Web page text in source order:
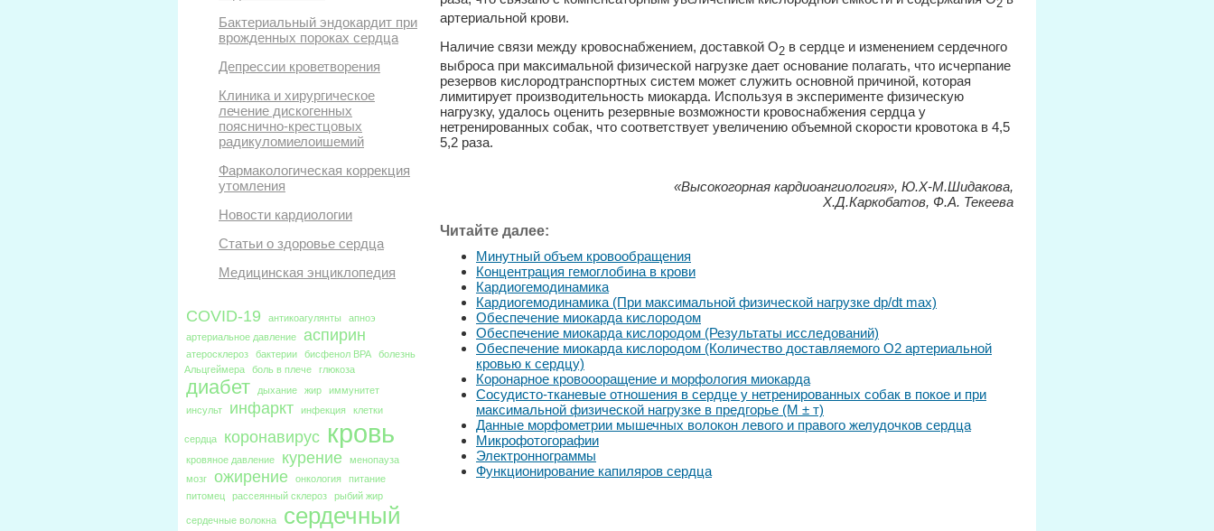
Бактериальный эндокардит при
врожденных пороках сердца
Депрессии кроветворения
Клиника и хирургическое
лечение дискогенных
пояснично-крестцовых
радикуломиелоишемий
Фармакологическая коррекция
утомления
Новости кардиологии
Статьи о здоровье сердца
Медицинская энциклопедия
COVID-19 антикоагулянты
апноэ
артериальное давление
аспирин
атеросклероз бактерии бисфенол BPA
болезнь
Альцгеймера
боль в плече глюкоза
диабет дыхание жир
иммунитет
инсульт
инфаркт инфекция клетки
сердца коронавирус кровь
кровяное давление курение
менопауза
мозг
ожирение онкология
питание
питомец
рассеянный склероз рыбий жир
сердечные волокна
сердечный
2
артериальной крови.
Наличие связи между кровоснабжением, доставкой O2 в сердце и изменением сердечного
выброса при максимальной физической нагрузке дает основание полагать, что исчерпание
резервов кислородтранспортных систем может служить основной причиной, которая
лимитирует производительность миокарда. Используя в эксперименте физическую
нагрузку, удалось оценить резервные возможности кровоснабжения сердца у
нетренированных собак, что соответствует увеличению объемной скорости кровотока в 4,5
5,2 раза.
«Высокогорная кардиоангиология», Ю.Х-М.Шидакова,
Х.Д.Каркобатов, Ф.А. Текеева
Читайте далее:
Минутный объем кровообращения
Концентрация гемоглобина в крови
Кардиогемодинамика
Кардиогемодинамика (При максимальной физической нагрузке dp/dt max)
Обеспечение миокарда кислородом
Обеспечение миокарда кислородом (Результаты исследований)
Обеспечение миокарда кислородом (Количество доставляемого О2 артериальной
кровью к сердцу)
Коронарное кровоооращение и морфология миокарда
Сосудисто-тканевые отношения в сердце у нетренированных собак в покое и при
максимальной физической нагрузке в предгорье (М ± т)
Данные морфометрии мышечных волокон левого и правого желудочков сердца
Микрофотогорафии
Электроннограммы
Функционирование капиляров сердца